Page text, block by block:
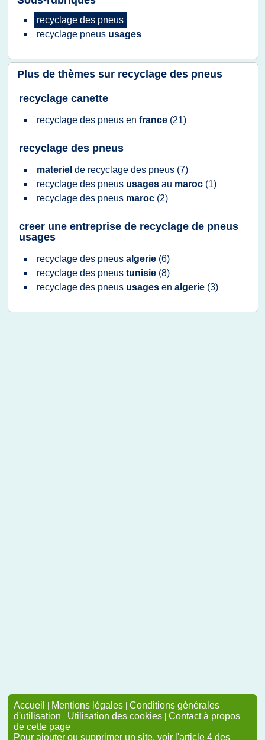
recyclage des pneus
recyclage pneus usages
Plus de thèmes sur recyclage des pneus
recyclage canette
recyclage des pneus en france (21)
recyclage des pneus
materiel de recyclage des pneus (7)
recyclage des pneus usages au maroc (1)
recyclage des pneus maroc (2)
creer une entreprise de recyclage de pneus
usages
recyclage des pneus algerie (6)
recyclage des pneus tunisie (8)
recyclage des pneus usages en algerie (3)
Accueil | Mentions légales | Conditions générales
d'utilisation | Utilisation des cookies | Contact à propos
de cette page
Pour ajouter ou supprimer un site, voir l'article 4 des